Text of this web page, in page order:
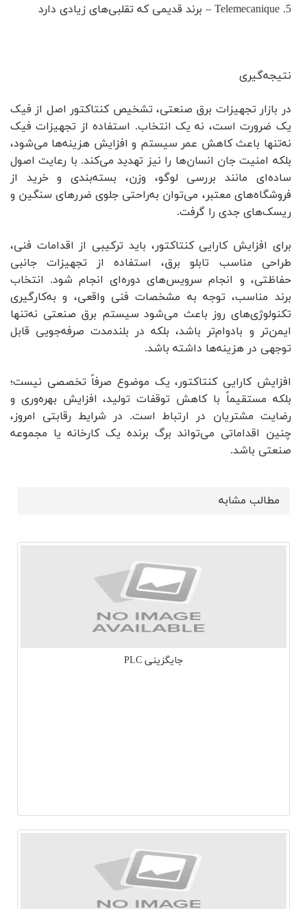
5. Telemecanique – برند قدیمی که تقلبی‌های زیادی دارد
نتیجه‌گیری
در بازار تجهیزات برق صنعتی، تشخیص کنتاکتور اصل از فیک
یک ضرورت است، نه یک انتخاب. استفاده از تجهیزات فیک
نه‌تنها باعث کاهش عمر سیستم و افزایش هزینه‌ها می‌شود،
بلکه امنیت جان انسان‌ها را نیز تهدید می‌کند. با رعایت اصول
ساده‌ای مانند بررسی لوگو، وزن، بسته‌بندی و خرید از
فروشگاه‌های معتبر، می‌توان به‌راحتی جلوی ضررهای سنگین و
ریسک‌های جدی را گرفت.
برای افزایش کارایی کنتاکتور، باید ترکیبی از اقدامات فنی،
طراحی مناسب تابلو برق، استفاده از تجهیزات جانبی
حفاظتی، و انجام سرویس‌های دوره‌ای انجام شود. انتخاب
برند مناسب، توجه به مشخصات فنی واقعی، و به‌کارگیری
تکنولوژی‌های روز باعث می‌شود سیستم برق صنعتی نه‌تنها
ایمن‌تر و بادوام‌تر باشد، بلکه در بلندمدت صرفه‌جویی قابل
توجهی در هزینه‌ها داشته باشد.
افزایش کارایی کنتاکتور، یک موضوع صرفاً تخصصی نیست؛
بلکه مستقیماً با کاهش توقفات تولید، افزایش بهره‌وری و
رضایت مشتریان در ارتباط است. در شرایط رقابتی امروز،
چنین اقداماتی می‌تواند برگ برنده یک کارخانه یا مجموعه
صنعتی باشد.
مطالب مشابه
جایگزینی PLC